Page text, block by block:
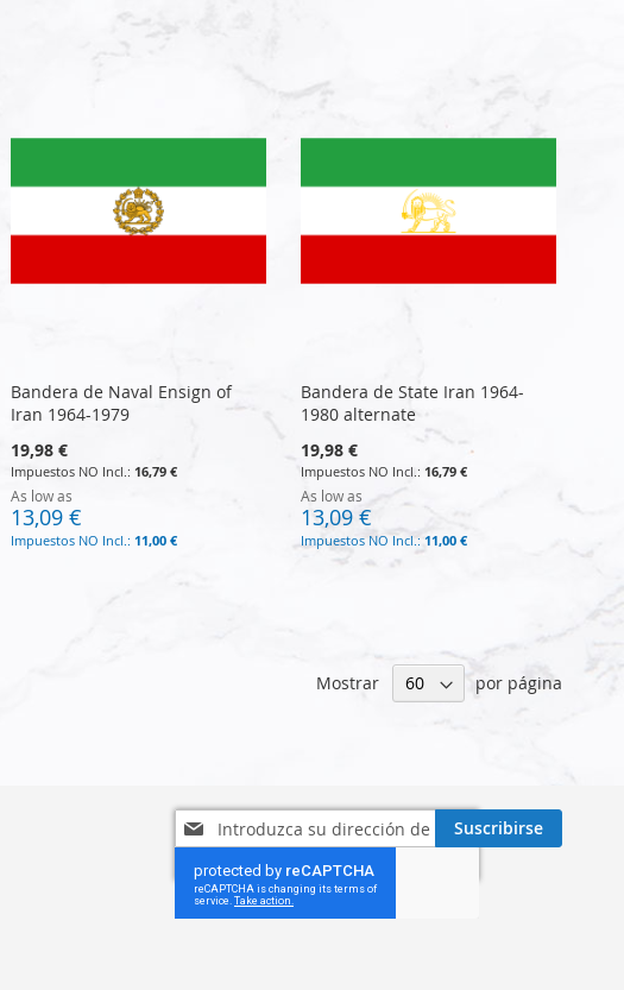
Bandera de Naval Ensign of
Iran 1964-1979
19,98 €
16,79 €
As low as
13,09 €
11,00 €
Bandera de State Iran 1964-
1980 alternate
19,98 €
16,79 €
As low as
13,09 €
11,00 €
Mostrar por página
Inscríbase
a
nuestro
boletín
de
Suscribirse